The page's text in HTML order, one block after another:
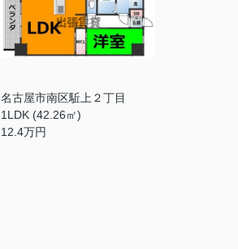
名古屋市南区駈上２丁目
1LDK (42.26㎡)
12.4万円